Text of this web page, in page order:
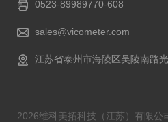
0523-89989770-608
sales@vicometer.com
江苏省泰州市海陵区吴陵南路
2026维科美拓科技（江苏）有限